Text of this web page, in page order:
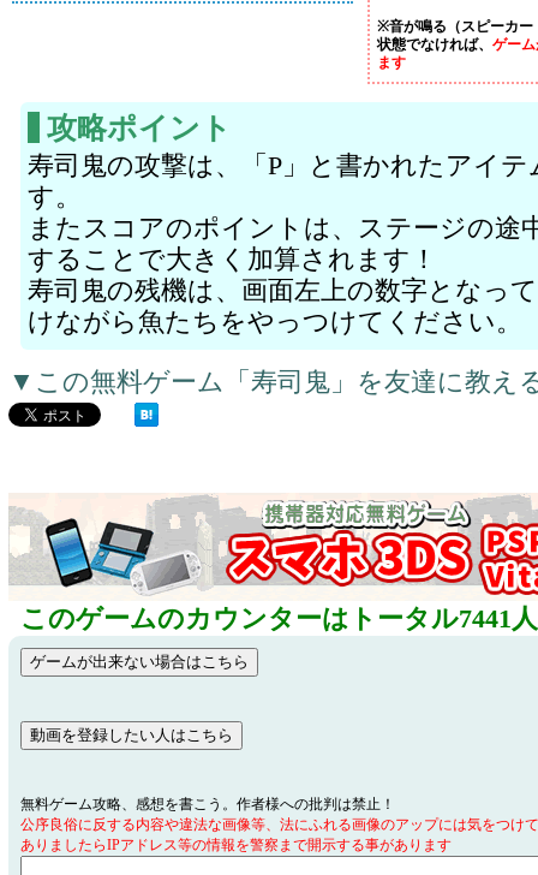
※音が鳴る（スピーカー
状態でなければ、 ゲー
ます
攻略ポイント
寿司鬼の攻撃は、「P」と書かれたアイ
す。
またスコアのポイントは、ステージの途
することで大きく加算されます！
寿司鬼の残機は、画面左上の数字となっ
けながら魚たちをやっつけてください。
▼この無料ゲーム「寿司鬼」を友達に教え
このゲームのカウンターはトータル7441
無料ゲーム攻略、感想を書こう。作者様への批判は禁止！
公序良俗に反する内容や違法な画像等、法にふれる画像のアップには気をつけ
ありましたらIPアドレス等の情報を警察まで開示する事があります